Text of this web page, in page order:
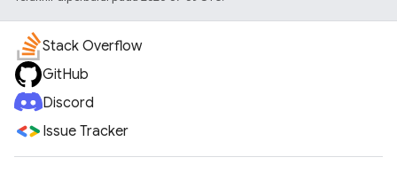
Stack Overflow
GitHub
Discord
Issue Tracker